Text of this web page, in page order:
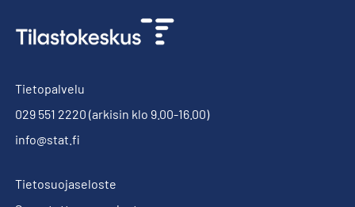
Tietopalvelu
029 551 2220 (arkisin klo 9.00-16.00)
info@stat.fi
Tietosuojaseloste